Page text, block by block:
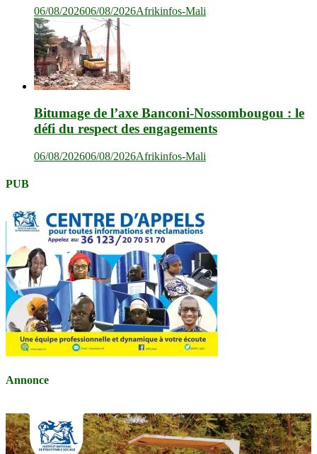
06/08/202606/08/2026Afrikinfos-Mali
Bitumage de l’axe Banconi-Nossombougou : le
défi du respect des engagements
06/08/202606/08/2026Afrikinfos-Mali
PUB
Annonce